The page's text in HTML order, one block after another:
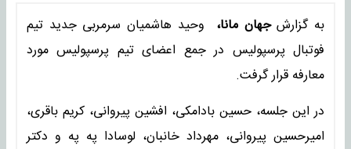
به گزارشجهان مانا،
وحید هاشمیان سرمربی جدید تیم
فوتبال پرسپولیس در جمع اعضای تیم پرسپولیس مورد
معارفه قرار گرفت.
در این جلسه، حسین بادامکی، افشین پیروانی، کریم باقری،
امیرحسین پیروانی، مهرداد خانبان، لوسادا په په و دکتر